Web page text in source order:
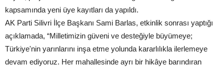
kapsamında yeni üye kayıtları da yapıldı.
AK Parti Silivri İlçe Başkanı Sami Barlas, etkinlik sonrası yaptığı
açıklamada, “Milletimizin güveni ve desteğiyle büyümeye;
Türkiye'nin yarınlarını inşa etme yolunda kararlılıkla ilerlemeye
devam ediyoruz. Her mahallesinde ayrı bir hikâye barındıran